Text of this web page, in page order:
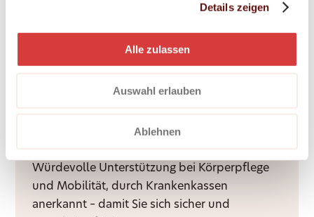
Details zeigen
Alle zulassen
Auswahl erlauben
Ablehnen
Ruhige Nächte für Sie und Ihre Angehörigen –
durch Rufbereitschaft oder aktive Sitzwache,
Würdevolle Unterstützung bei Körperpflege
und Mobilität, durch Krankenkassen
anerkannt – damit Sie sich sicher und